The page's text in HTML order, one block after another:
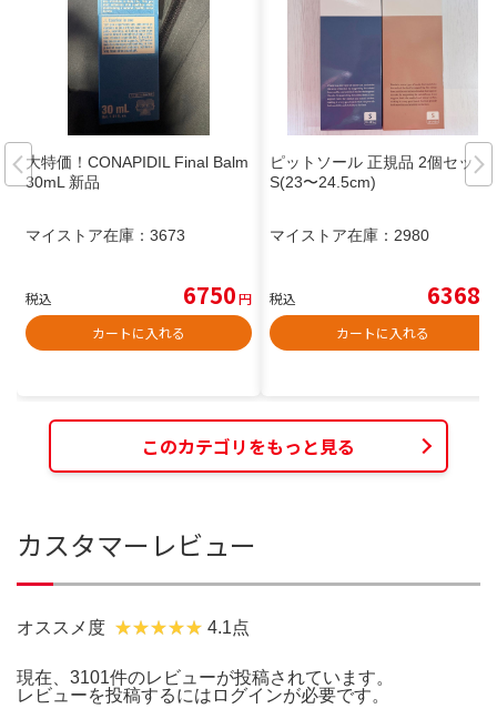
大特価！CONAPIDIL Final Balm
30mL 新品
マイストア在庫： 3673
税込 6750円
カートに入れる
ピットソール 正規品 2個セット
S(23〜24.5cm)
マイストア在庫： 2980
税込 6368
カートに入れる
このカテゴリをもっと見る
カスタマーレビュー
オススメ度 4.1点
現在、3101件のレビューが投稿されています。
レビューを投稿するには ログインが必要です。